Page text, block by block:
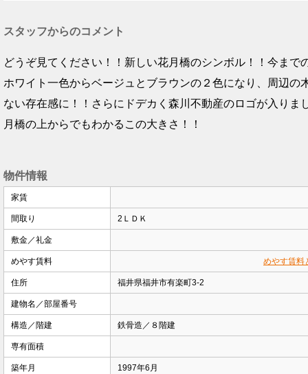
スタッフからのコメント
どうぞ見てください！！新しい花月橋のシンボル！！今まで
ホワイト一色からベージュとブラウンの２色になり、周辺の
ない存在感に！！さらにドデカく森川不動産のロゴが入りま
月橋の上からでもわかるこの大きさ！！
物件情報
家賃
間取り 2ＬＤＫ
敷金／礼金
めやす賃料 めやす賃料
住所 福井県福井市有楽町3-2
建物名／部屋番号
構造／階建 鉄骨造／８階建
専有面積
築年月 1997年6月